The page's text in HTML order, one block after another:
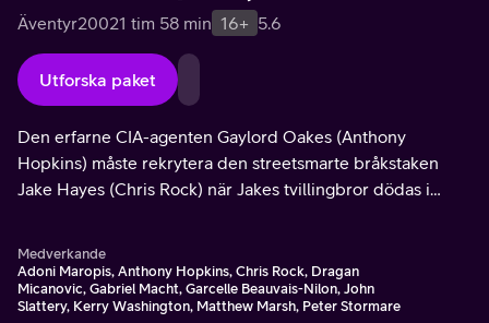
Äventyr20021 tim 58 min 16+ 5.6
Utforska paket
Den erfarne CIA-agenten Gaylord Oakes (Anthony
Hopkins) måste rekrytera den streetsmarte bråkstaken
Jake Hayes (Chris Rock) när Jakes tvillingbror dödas i
Medverkande
Adoni Maropis, Anthony Hopkins, Chris Rock, Dragan
Micanovic, Gabriel Macht, Garcelle Beauvais-Nilon, John
Slattery, Kerry Washington, Matthew Marsh, Peter Stormare